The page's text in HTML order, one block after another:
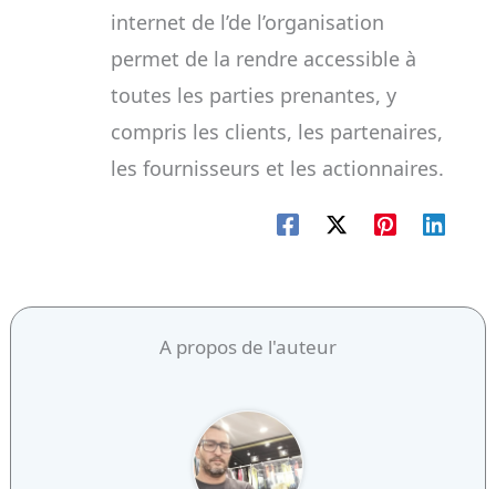
internet de l’de l’organisation
permet de la rendre accessible à
toutes les parties prenantes, y
compris les clients, les partenaires,
les fournisseurs et les actionnaires.
A propos de l'auteur